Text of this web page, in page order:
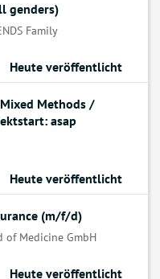
genders)
Family
Heute veröffentlicht
Methods /
asap
Heute veröffentlicht
(m/f/d)
of Medicine GmbH
Heute veröffentlicht